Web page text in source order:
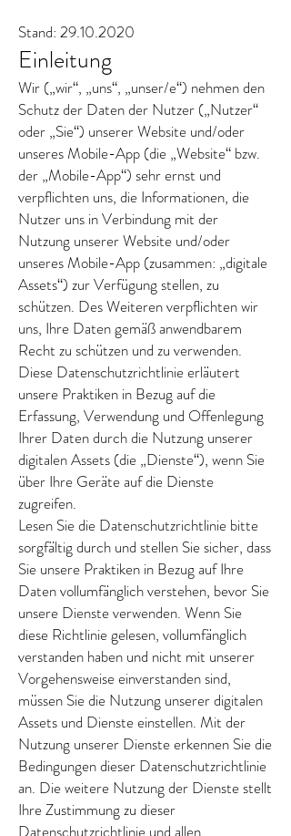
Stand: 29.10.2020
Einleitung
Wir („wir“, „uns“, „unser/e“) nehmen den
Schutz der Daten der Nutzer („Nutzer“
oder „Sie“) unserer Website und/oder
unseres Mobile-App (die „Website“ bzw.
der „Mobile-App“) sehr ernst und
verpflichten uns, die Informationen, die
Nutzer uns in Verbindung mit der
Nutzung unserer Website und/oder
unseres Mobile-App (zusammen: „digitale
Assets“) zur Verfügung stellen, zu
schützen. Des Weiteren verpflichten wir
uns, Ihre Daten gemäß anwendbarem
Recht zu schützen und zu verwenden.
Diese Datenschutzrichtlinie erläutert
unsere Praktiken in Bezug auf die
Erfassung, Verwendung und Offenlegung
Ihrer Daten durch die Nutzung unserer
digitalen Assets (die „Dienste“), wenn Sie
über Ihre Geräte auf die Dienste
zugreifen.
Lesen Sie die Datenschutzrichtlinie bitte
sorgfältig durch und stellen Sie sicher, dass
Sie unsere Praktiken in Bezug auf Ihre
Daten vollumfänglich verstehen, bevor Sie
unsere Dienste verwenden. Wenn Sie
diese Richtlinie gelesen, vollumfänglich
verstanden haben und nicht mit unserer
Vorgehensweise einverstanden sind,
müssen Sie die Nutzung unserer digitalen
Assets und Dienste einstellen. Mit der
Nutzung unserer Dienste erkennen Sie die
Bedingungen dieser Datenschutzrichtlinie
an. Die weitere Nutzung der Dienste stellt
Ihre Zustimmung zu dieser
Datenschutzrichtlinie und allen